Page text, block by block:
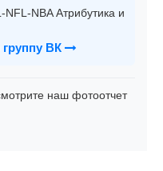
NFL-NBA Атрибутика и
группу ВК
наш фотоотчет